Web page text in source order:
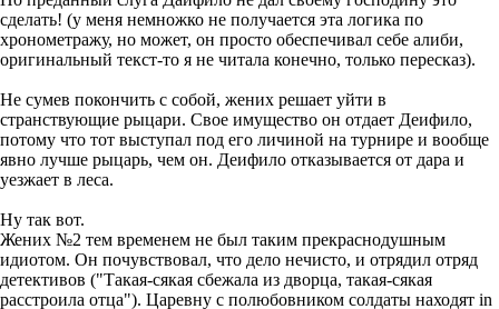
сделать! (у меня немножко не получается эта логика по
хронометражу, но может, он просто обеспечивал себе алиби,
оригинальный текст-то я не читала конечно, только пересказ).
Не сумев покончить с собой, жених решает уйти в
странствующие рыцари. Свое имущество он отдает Деифило,
потому что тот выступал под его личиной на турнире и вообще
явно лучше рыцарь, чем он. Деифило отказывается от дара и
уезжает в леса.
Ну так вот.
Жених №2 тем временем не был таким прекраснодушным
идиотом. Он почувствовал, что дело нечисто, и отрядил отряд
детективов ("Такая-сякая сбежала из дворца, такая-сякая
расстроила отца"). Царевну с полюбовником солдаты находят in